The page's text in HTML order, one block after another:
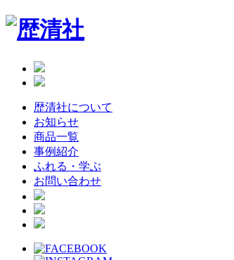
Skip
content
歴清社について
お知らせ
商品一覧
事例紹介
ふれる・学ぶ
お問い合わせ